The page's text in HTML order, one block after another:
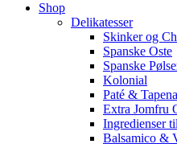
Shop
Delikatesser
Skinker og
Spanske Oste
Spanske
Kolonial
Paté &
Extra Jomfru
Ingredienser
Balsamico &